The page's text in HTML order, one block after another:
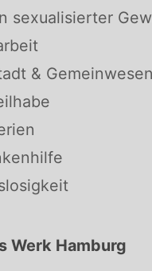
sexualisierter
&
Werk Hamburg